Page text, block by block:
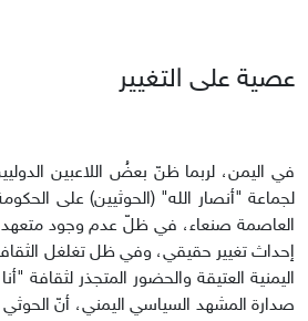
عصية على التغيير
في اليمن، لربما ظنّ بعضُ اللاعبين
لجماعة "أنصار الله" (الحوثيين) على
العاصمة صنعاء، في ظلّ عدم وجود
إحداث تغيير حقيقي، وفي ظل تغلغل
اليمنية العتيقة والحضور المتجذر
صدارة المشهد السياسي اليمني، أنّ